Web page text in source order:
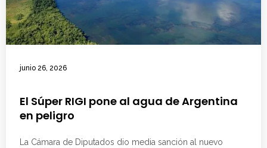
junio 26, 2026
El Súper RIGI pone al agua de Argentina
en peligro
La Cámara de Diputados dio media sanción al nuevo